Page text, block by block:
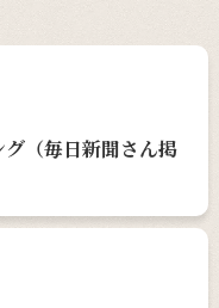
（毎日新聞さん掲